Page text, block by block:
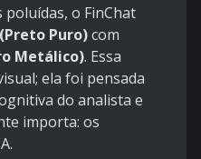
o FinChat
Puro)com
Metálico). Essa
ela foi pensada
do analista e
importa: os